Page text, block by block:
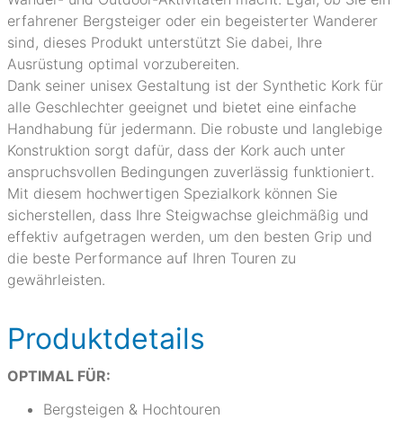
erfahrener Bergsteiger oder ein begeisterter Wanderer
sind, dieses Produkt unterstützt Sie dabei, Ihre
Ausrüstung optimal vorzubereiten.
Dank seiner unisex Gestaltung ist der Synthetic Kork für
alle Geschlechter geeignet und bietet eine einfache
Handhabung für jedermann. Die robuste und langlebige
Konstruktion sorgt dafür, dass der Kork auch unter
anspruchsvollen Bedingungen zuverlässig funktioniert.
Mit diesem hochwertigen Spezialkork können Sie
sicherstellen, dass Ihre Steigwachse gleichmäßig und
effektiv aufgetragen werden, um den besten Grip und
die beste Performance auf Ihren Touren zu
gewährleisten.
Produktdetails
OPTIMAL FÜR:
Bergsteigen & Hochtouren